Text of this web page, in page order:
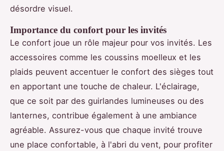
désordre visuel.
Importance du confort pour les invités
Le confort joue un rôle majeur pour vos invités. Les
accessoires comme les coussins moelleux et les
plaids peuvent accentuer le confort des sièges tout
en apportant une touche de chaleur. L'éclairage,
que ce soit par des guirlandes lumineuses ou des
lanternes, contribue également à une ambiance
agréable. Assurez-vous que chaque invité trouve
une place confortable, à l'abri du vent, pour profiter